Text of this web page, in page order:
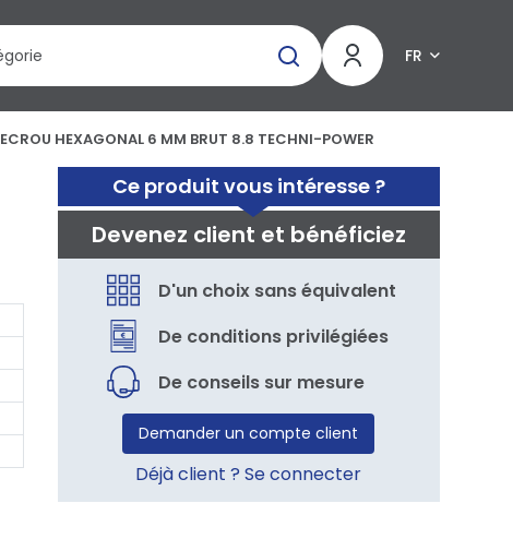
FR
ECROU HEXAGONAL 6 MM BRUT 8.8 TECHNI-POWER
Ce produit vous intéresse ?
Devenez client et bénéficiez
D'un choix sans équivalent
De conditions privilégiées
De conseils sur mesure
Demander un compte client
Déjà client ? Se connecter